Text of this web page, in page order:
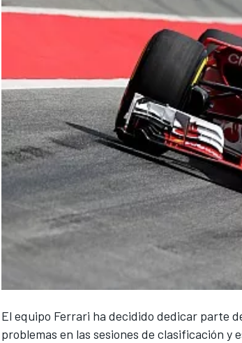
FÓRMULA E
El equipo Ferrari ha decidido dedicar parte
problemas en las sesiones de clasificación